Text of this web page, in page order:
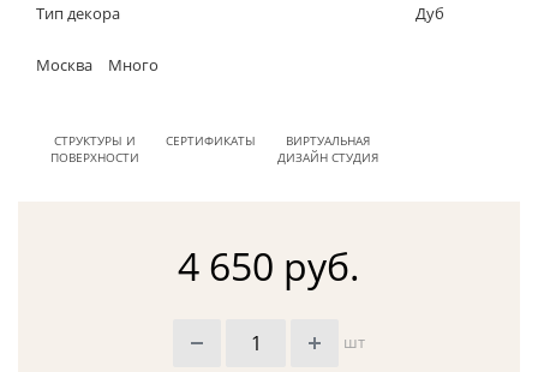
Тип декора
Дуб
Москва Много
СТРУКТУРЫ И
ПОВЕРХНОСТИ
СЕРТИФИКАТЫ
ВИРТУАЛЬНАЯ
ДИЗАЙН СТУДИЯ
4 650 руб.
шт